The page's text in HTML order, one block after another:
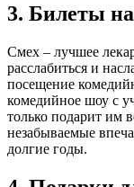
3. Билеты
Смех – лучшее
расслабиться и
посещение
комедийное шоу с
только подарит им
незабываемые
долгие годы.